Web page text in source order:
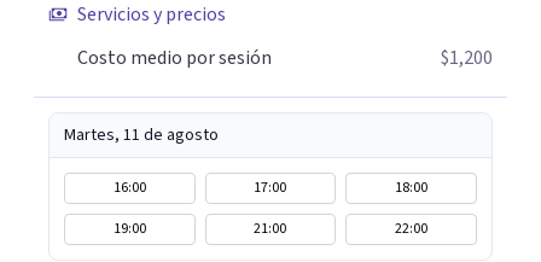
Servicios y precios
Costo medio por sesión
$1,200
Martes, 11 de agosto
16:00 17:00
18:00
19:00
21:00 22:00